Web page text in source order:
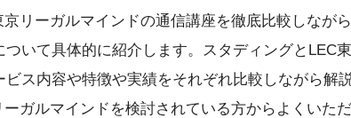
リーガルマインドの通信講座を徹底比較しなが
ついて具体的に紹介します。スタディングとLEC
ビス内容や特徴や実績をそれぞれ比較しながら解
ガルマインドを検討されている方からよくいた